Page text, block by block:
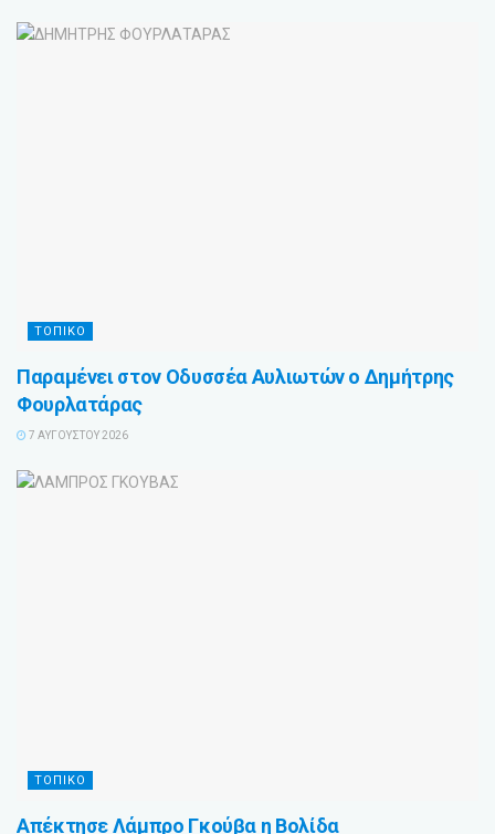
ΤΟΠΙΚΟ
Παραμένει στον Οδυσσέα Αυλιωτών ο Δημήτρης
Φουρλατάρας
7 ΑΥΓΟΎΣΤΟΥ 2026
ΤΟΠΙΚΟ
Απέκτησε Λάμπρο Γκούβα η Βολίδα